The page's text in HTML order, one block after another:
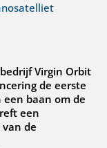
Virgin Orbit
de eerste
baan om de
een
de